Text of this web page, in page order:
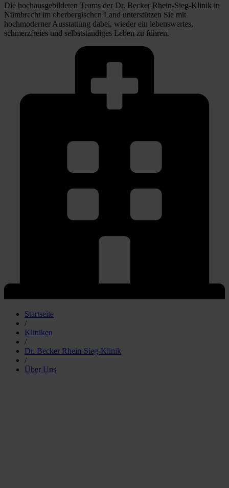
Die hochausgebildeten Teams der Dr. Becker Rhein-Sieg-Klinik in
Nümbrecht im oberbergischen Land unterstützen Sie mit
hochmoderner Ausstattung dabei, wieder ein lebenswertes,
schmerzfreies und selbstständiges Leben zu führen.
Startseite
/
Kliniken
/
Dr. Becker Rhein-Sieg-Klinik
/
Über Uns